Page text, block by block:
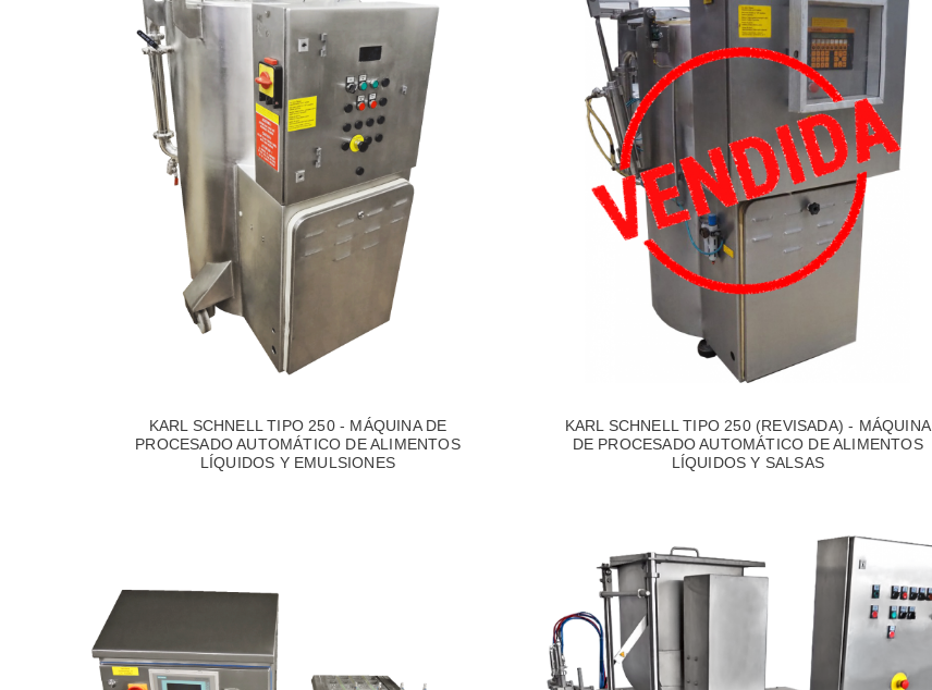
KARL SCHNELL TIPO 250 - MÁQUINA DE
PROCESADO AUTOMÁTICO DE ALIMENTOS
LÍQUIDOS Y EMULSIONES
KARL SCHNELL TIPO 250 (REVISADA) - MÁQUINA
DE PROCESADO AUTOMÁTICO DE ALIMENTOS
LÍQUIDOS Y SALSAS